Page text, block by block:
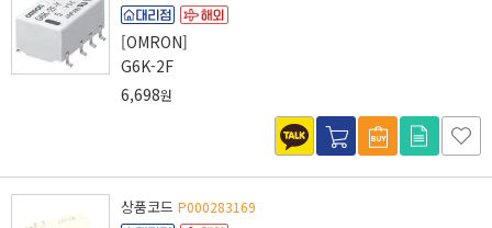
[OMRON]
G6K-2F
6,698원
상품코드 P000283169